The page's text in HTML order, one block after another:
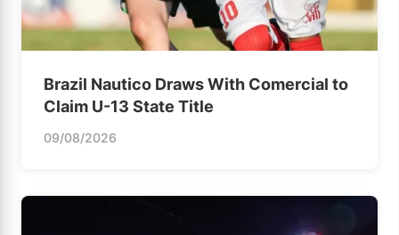
Brazil Nautico Draws With Comercial to
Claim U-13 State Title
09/08/2026